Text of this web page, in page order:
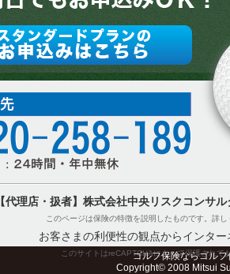
【代理店・扱者】株式会社中央リスクコンサ
このページは保険の特徴を説明したものです。詳
お客さまの利便性の観点からインタ
このサイトはreCAPTCHAによって保護されて
ゴルフ保険ならゴル
Copyright© 2008 Mitsui